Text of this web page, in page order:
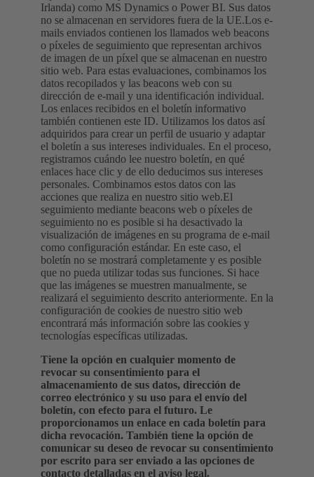
Irlanda) como MS Dynamics o Power BI. Sus datos
no se almacenan en servidores fuera de la UE.Los e-
mails enviados contienen los llamados web beacons
o píxeles de seguimiento que representan archivos
de imagen de un píxel que se almacenan en nuestro
sitio web. Para estas evaluaciones, combinamos los
datos recopilados y las beacons web con su
dirección de e-mail y una identificación individual.
Los enlaces recibidos en el boletín informativo
también contienen este ID. Utilizamos los datos así
adquiridos para crear un perfil de usuario y adaptar
el boletín a sus intereses individuales. En el proceso,
registramos cuándo lee nuestro boletín, en qué
enlaces hace clic y de ello deducimos sus intereses
personales. Combinamos estos datos con las
acciones que realiza en nuestro sitio web.El
seguimiento mediante beacons web o píxeles de
seguimiento no es posible si ha desactivado la
visualización de imágenes en su programa de e-mail
como configuración estándar. En este caso, el
boletín no se mostrará completamente y es posible
que no pueda utilizar todas sus funciones. Si hace
que las imágenes se muestren manualmente, se
realizará el seguimiento descrito anteriormente. En la
configuración de cookies de nuestro sitio web
encontrará más información sobre las cookies y
tecnologías específicas utilizadas.
Tiene la opción en cualquier momento de
revocar su consentimiento para el
almacenamiento de sus datos, dirección de
correo electrónico y su uso para el envío del
boletín, con efecto para el futuro. Le
proporcionamos un enlace en cada boletín para
dicha revocación. También tiene la opción de
comunicar su deseo de revocar su consentimiento
por escrito para ser enviado a las opciones de
contacto detalladas en el aviso legal.